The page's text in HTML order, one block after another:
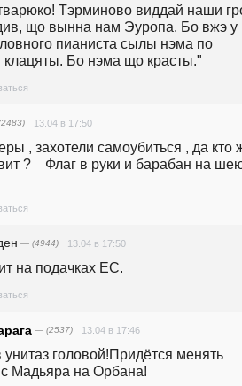
Тэрминово виддай наши
що вынна нам Эуропа. Бо вжэ у
пианиста сылы нэма по
Бо нэма що красты."
13.04 в 17:50
, захотели самоубиться , да кто
?    Флаг в руки и барабан на
— (4944) 13.04 в 17:50
на подачках ЕС.
— (2537) 13.04 в 17:46
унитаз головой!Придётся менять
Мадьяра на Орбана!